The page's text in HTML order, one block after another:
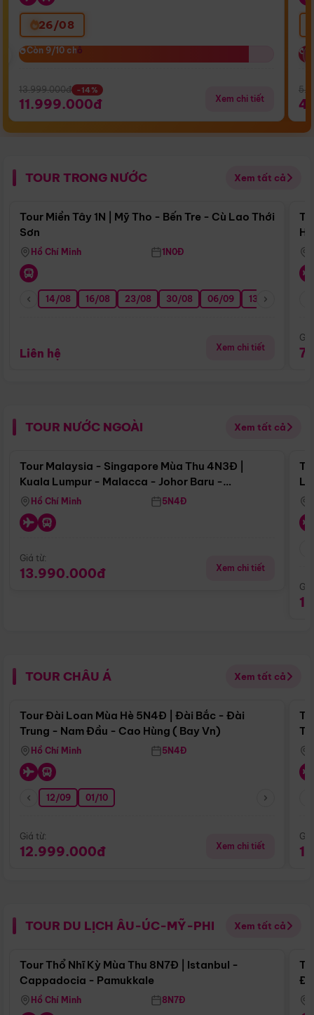
26/08
Còn 9/10 chỗ
Còn 9/10 chỗ
13.999.000đ -14%
11.999.000đ Xem chi tiết
TOUR TRONG NƯỚC Xem tất cả
Điểm nổi bật
Tour Miền Tây 1N | Mỹ Tho - Bến Tre - Cù Lao Thới
Sơn
Hồ Chí Minh 1N0Đ
14/08 16/08 23/08 30/08 06/09 13/09
Liên hệ Xem chi tiết
TOUR NƯỚC NGOÀI Xem tất cả
Điểm nổi bật
Tour Malaysia - Singapore Mùa Thu 4N3Đ |
Kuala Lumpur - Malacca - Johor Baru -
Singapore
Hồ Chí Minh 5N4Đ
Giá từ:
13.990.000đ Xem chi tiết
TOUR CHÂU Á Xem tất cả
Điểm nổi bật
Tour Đài Loan Mùa Hè 5N4Đ | Đài Bắc - Đài
Trung - Nam Đầu - Cao Hùng ( Bay Vn)
Hồ Chí Minh 5N4Đ
12/09 01/10
Giá từ:
12.999.000đ Xem chi tiết
TOUR DU LỊCH ÂU-ÚC-MỸ-PHI Xem tất cả
Điểm nổi bật
Tour Thổ Nhĩ Kỳ Mùa Thu 8N7Đ | Istanbul -
Cappadocia - Pamukkale
Hồ Chí Minh 8N7Đ